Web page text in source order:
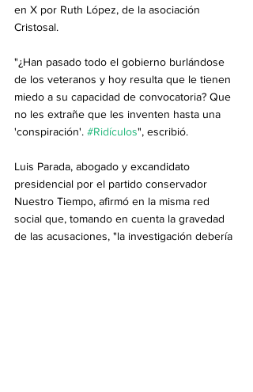
en X por Ruth López, de la asociación
Cristosal.
"¿Han pasado todo el gobierno burlándose
de los veteranos y hoy resulta que le tienen
miedo a su capacidad de convocatoria? Que
no les extrañe que les inventen hasta una
'conspiración'. #Ridículos", escribió.
Luis Parada, abogado y excandidato
presidencial por el partido conservador
Nuestro Tiempo, afirmó en la misma red
social que, tomando en cuenta la gravedad
de las acusaciones, "la investigación debería